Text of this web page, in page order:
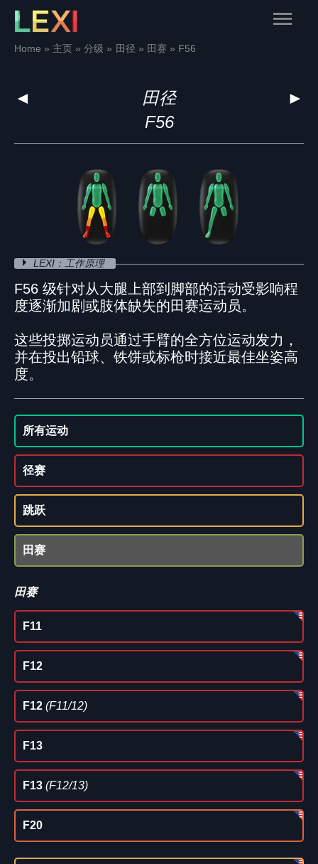
Skip
content
Main
Home 主页 分级 田径 田赛 F56
◄ ►
田径
F56
LEXI：工作原理
F56 级针对从大腿上部到脚部的活动受影响程
度逐渐加剧或肢体缺失的田赛运动员。
这些投掷运动员通过手臂的全方位运动发力，
并在投出铅球、铁饼或标枪时接近最佳坐姿高
度。
所有运动
径赛
跳跃
田赛
田赛
F11
F12
F12 (F11/12)
F13
F13 (F12/13)
F20